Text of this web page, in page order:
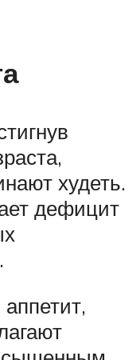
худеть.
дефицит